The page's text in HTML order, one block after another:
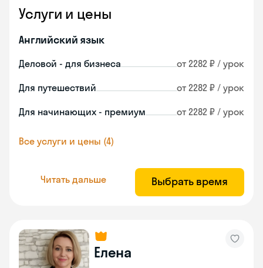
Услуги и цены
Английский язык
Деловой - для бизнеса от 2282 ₽ / урок
Для путешествий от 2282 ₽ / урок
Для начинающих - премиум от 2282 ₽ / урок
Все услуги и цены (4)
Читать дальше Выбрать время
Елена